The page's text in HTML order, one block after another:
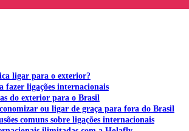
ligar para o exterior?
fazer ligações internacionais
do exterior para o Brasil
ou ligar de graça para fora do Brasil
comuns sobre ligações internacionais